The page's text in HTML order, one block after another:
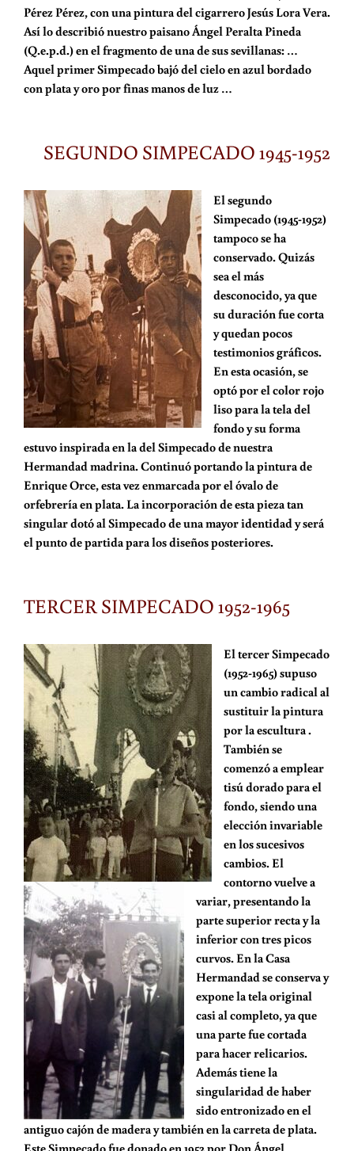
Pérez Pérez, con una pintura del cigarrero Jesús Lora Vera.
Así lo describió nuestro paisano Ángel Peralta Pineda
(Q.e.p.d.) en el fragmento de una de sus sevillanas: …
Aquel primer Simpecado bajó del cielo en azul bordado
con plata y oro por finas manos de luz …
SEGUNDO SIMPECADO 1945-1952
El segundo
Simpecado (1945-1952)
tampoco se ha
conservado. Quizás
sea el más
desconocido, ya que
su duración fue corta
y quedan pocos
testimonios gráficos.
En esta ocasión, se
optó por el color rojo
liso para la tela del
fondo y su forma
estuvo inspirada en la del Simpecado de nuestra
Hermandad madrina. Continuó portando la pintura de
Enrique Orce, esta vez enmarcada por el óvalo de
orfebrería en plata. La incorporación de esta pieza tan
singular dotó al Simpecado de una mayor identidad y será
el punto de partida para los diseños posteriores.
TERCER SIMPECADO 1952-1965
El tercer Simpecado
(1952-1965) supuso
un cambio radical al
sustituir la pintura
por la escultura .
También se
comenzó a emplear
tisú dorado para el
fondo, siendo una
elección invariable
en los sucesivos
cambios. El
contorno vuelve a
variar, presentando la
parte superior recta y la
inferior con tres picos
curvos. En la Casa
Hermandad se conserva y
expone la tela original
casi al completo, ya que
una parte fue cortada
para hacer relicarios.
Además tiene la
singularidad de haber
sido entronizado en el
antiguo cajón de madera y también en la carreta de plata.
Este Simpecado fue donado en 1952 por Don Ángel